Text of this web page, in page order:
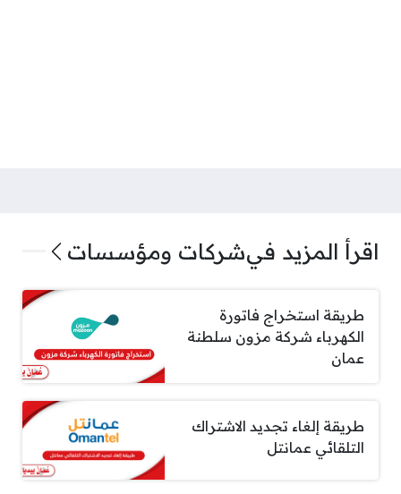
اقرأ المزيد فيشركات ومؤسسات
طريقة استخراج فاتورة
الكهرباء شركة مزون سلطنة
عمان
طريقة إلغاء تجديد الاشتراك
التلقائي عمانتل